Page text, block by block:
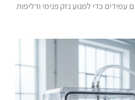
כדי למנוע נזק פנימי ודליפות